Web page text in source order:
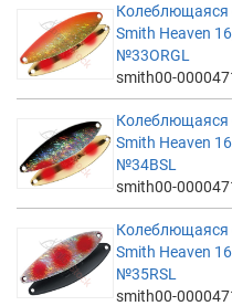
Колеблющаяся
Smith Heaven
№33ORGL
smith00-
Колеблющаяся
Smith Heaven
№34BSL
smith00-
Колеблющаяся
Smith Heaven
№35RSL
smith00-